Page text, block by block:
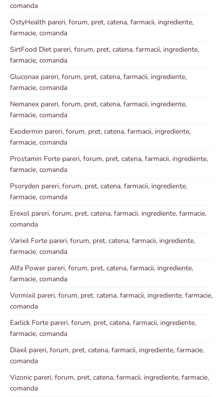
comanda
OstyHealth pareri, forum, pret, catena, farmacii, ingrediente,
farmacie, comanda
SirtFood Diet pareri, forum, pret, catena, farmacii, ingrediente,
farmacie, comanda
Gluconax pareri, forum, pret, catena, farmacii, ingrediente,
farmacie, comanda
Nemanex pareri, forum, pret, catena, farmacii, ingrediente,
farmacie, comanda
Exodermin pareri, forum, pret, catena, farmacii, ingrediente,
farmacie, comanda
Prostamin Forte pareri, forum, pret, catena, farmacii, ingrediente,
farmacie, comanda
Psoryden pareri, forum, pret, catena, farmacii, ingrediente,
farmacie, comanda
Erexol pareri, forum, pret, catena, farmacii, ingrediente, farmacie,
comanda
Varixil Forte pareri, forum, pret, catena, farmacii, ingrediente,
farmacie, comanda
Alfa Power pareri, forum, pret, catena, farmacii, ingrediente,
farmacie, comanda
Vormixil pareri, forum, pret, catena, farmacii, ingrediente, farmacie,
comanda
Earlick Forte pareri, forum, pret, catena, farmacii, ingrediente,
farmacie, comanda
Diaxil pareri, forum, pret, catena, farmacii, ingrediente, farmacie,
comanda
Vizonic pareri, forum, pret, catena, farmacii, ingrediente, farmacie,
comanda